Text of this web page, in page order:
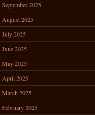
September 2025
August 2025
July 2025
June 2025
May 2025
April 2025
March 2025
February 2025